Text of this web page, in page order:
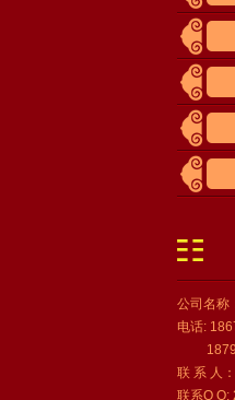
公司名称
电话:
联 系 人
联系Q Q: